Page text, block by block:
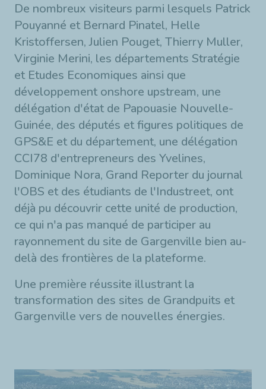
De nombreux visiteurs parmi lesquels Patrick
Pouyanné et Bernard Pinatel, Helle
Kristoffersen, Julien Pouget, Thierry Muller,
Virginie Merini, les départements Stratégie
et Etudes Economiques ainsi que
développement onshore upstream, une
délégation d'état de Papouasie Nouvelle-
Guinée, des députés et figures politiques de
GPS&E et du département, une délégation
CCI78 d'entrepreneurs des Yvelines,
Dominique Nora, Grand Reporter du journal
l'OBS et des étudiants de l'Industreet, ont
déjà pu découvrir cette unité de production,
ce qui n'a pas manqué de participer au
rayonnement du site de Gargenville bien au-
delà des frontières de la plateforme.
Une première réussite illustrant la
transformation des sites de Grandpuits et
Gargenville vers de nouvelles énergies.